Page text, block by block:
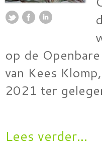
op de
van Kees
2021 ter
Lees verder...